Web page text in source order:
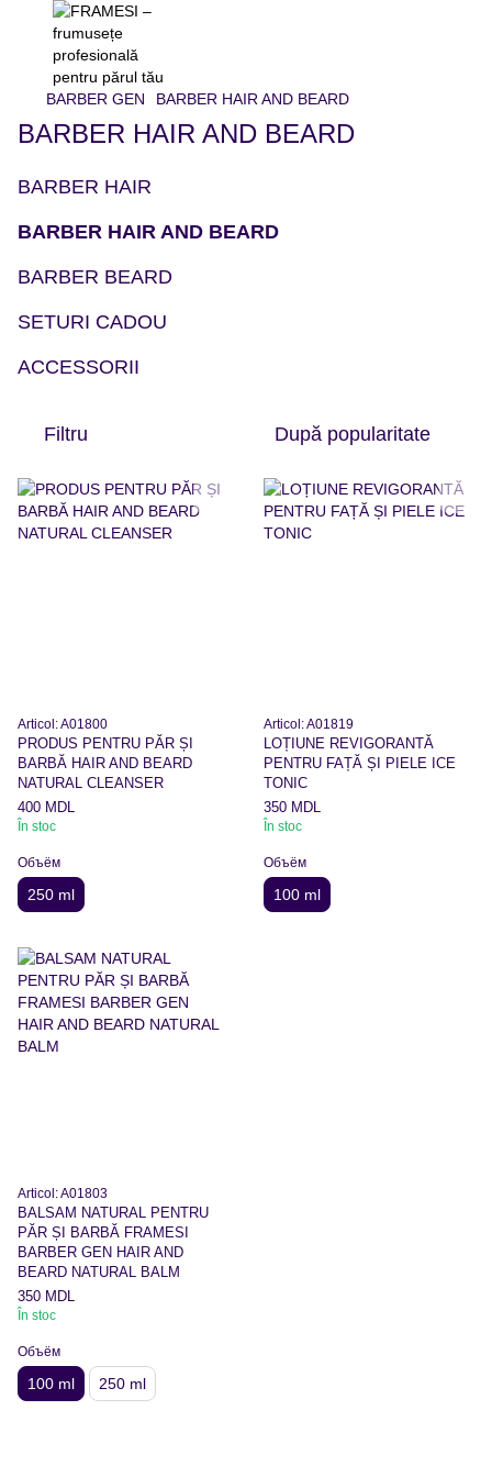
BARBER GEN BARBER HAIR AND BEARD
BARBER HAIR AND BEARD
BARBER HAIR
BARBER HAIR AND BEARD
BARBER BEARD
SETURI CADOU
ACCESSORII
Filtru După popularitate
Articol: A01800
PRODUS PENTRU PĂR ȘI
BARBĂ HAIR AND BEARD
NATURAL CLEANSER
400 MDL
În stoc
Объём
250 ml
Articol: A01819
LOȚIUNE REVIGORANTĂ
PENTRU FAȚĂ ȘI PIELE ICE
TONIC
350 MDL
În stoc
Объём
100 ml
Articol: A01803
BALSAM NATURAL PENTRU
PĂR ȘI BARBĂ FRAMESI
BARBER GEN HAIR AND
BEARD NATURAL BALM
350 MDL
În stoc
Объём
100 ml 250 ml